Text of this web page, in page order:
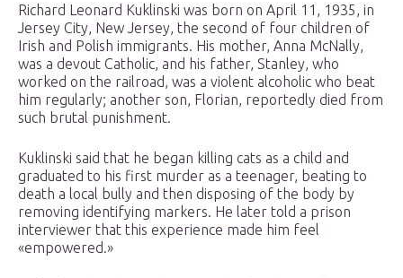
Richard Leonard Kuklinski was born on April 11, 1935, in
Jersey City, New Jersey, the second of four children of
Irish and Polish immigrants. His mother, Anna McNally,
was a devout Catholic, and his father, Stanley, who
worked on the railroad, was a violent alcoholic who beat
him regularly; another son, Florian, reportedly died from
such brutal punishment.
Kuklinski said that he began killing cats as a child and
graduated to his first murder as a teenager, beating to
death a local bully and then disposing of the body by
removing identifying markers. He later told a prison
interviewer that this experience made him feel
«empowered.»